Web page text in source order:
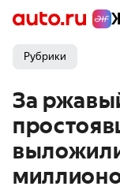
Рубрики
За